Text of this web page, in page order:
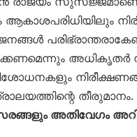
ആകാശപരിധിയിലും
അധികൃതർ
തീരുമാനം.
അതിവേഗം